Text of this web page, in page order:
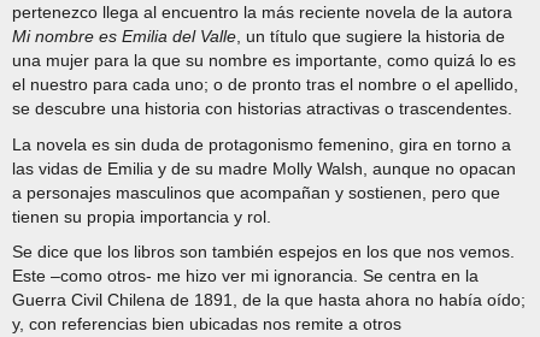
pertenezco llega al encuentro la más reciente novela de la autora
Mi nombre es Emilia del Valle, un título que sugiere la historia de
una mujer para la que su nombre es importante, como quizá lo es
el nuestro para cada uno; o de pronto tras el nombre o el apellido,
se descubre una historia con historias atractivas o trascendentes.
La novela es sin duda de protagonismo femenino, gira en torno a
las vidas de Emilia y de su madre Molly Walsh, aunque no opacan
a personajes masculinos que acompañan y sostienen, pero que
tienen su propia importancia y rol.
Se dice que los libros son también espejos en los que nos vemos.
Este –como otros- me hizo ver mi ignorancia. Se centra en la
Guerra Civil Chilena de 1891, de la que hasta ahora no había oído;
y, con referencias bien ubicadas nos remite a otros